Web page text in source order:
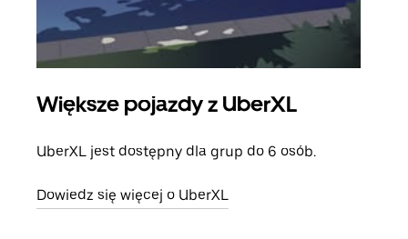
Większe pojazdy z UberXL
UberXL jest dostępny dla grup do 6 osób.
Dowiedz się więcej o UberXL